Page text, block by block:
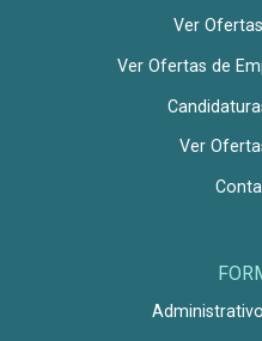
Ver
Ver Ofertas de
Ver